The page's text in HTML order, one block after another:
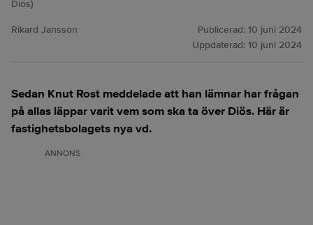
Diös)
Rikard Jansson Publicerad: 10 juni 2024
Uppdaterad: 10 juni 2024
Sedan Knut Rost meddelade att han lämnar har frågan
på allas läppar varit vem som ska ta över Diös. Här är
fastighetsbolagets nya vd.
ANNONS